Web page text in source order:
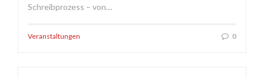
Schreibprozess – von…
Veranstaltungen 0